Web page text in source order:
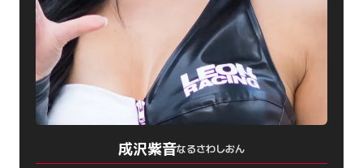
成沢紫音なるさわしおん